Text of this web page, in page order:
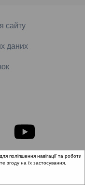
сайту
даних
Всі права
поліпшення навігації та роботи
згоду на їх застосування.